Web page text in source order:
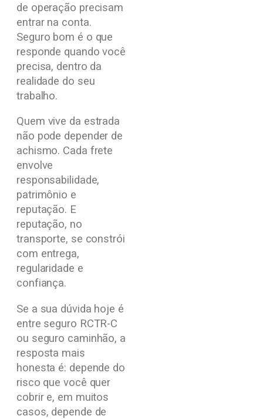
de operação precisam
entrar na conta.
Seguro bom é o que
responde quando você
precisa, dentro da
realidade do seu
trabalho.
Quem vive da estrada
não pode depender de
achismo. Cada frete
envolve
responsabilidade,
patrimônio e
reputação. E
reputação, no
transporte, se constrói
com entrega,
regularidade e
confiança.
Se a sua dúvida hoje é
entre seguro RCTR-C
ou seguro caminhão, a
resposta mais
honesta é: depende do
risco que você quer
cobrir e, em muitos
casos, depende de